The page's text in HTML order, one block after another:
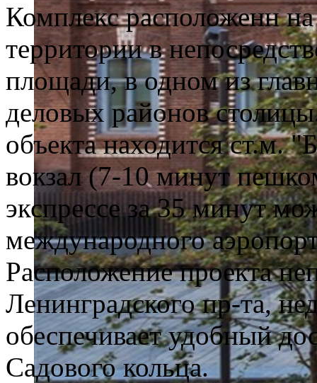
Комплекс расположенн
территории в
площади, в одном из
деловых районов
объекта находится ст.м.
вокзал (7-10 минут
экспрессе за 35 минут
международного
Расположение проекта
Ленинградского пр-та,
обеспечивает удобный
Садового кольца.